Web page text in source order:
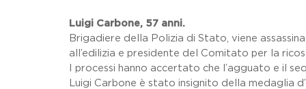
Luigi Carbone, 57 anni.
Brigadiere della Polizia di Stato, viene
all’edilizia e presidente del Comitato per la
I processi hanno accertato che l’agguato e il
Luigi Carbone è stato insignito della medaglia